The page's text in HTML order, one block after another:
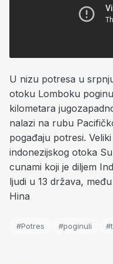
U nizu potresa u
otoku Lomboku
kilometara
nalazi na rubu
pogađaju potresi.
indonezijskog otoka
cunami koji je diljem
ljudi u 13 država,
Hina
#Potres #poginuli